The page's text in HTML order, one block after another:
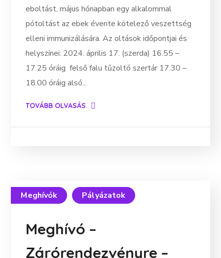
eboltást, május hónapban egy alkalommal
pótoltást az ebek évente kötelező veszettség
elleni immunizálására. Az oltások időpontjai és
helyszínei: 2024. április 17. (szerda) 16.55 –
17.25 óráig felső falu tűzoltó szertár 17.30 –
18.00 óráig alsó...
TOVÁBB OLVASÁS
Meghívók Pályázatok
Meghívó –
Zárórendezvényre –